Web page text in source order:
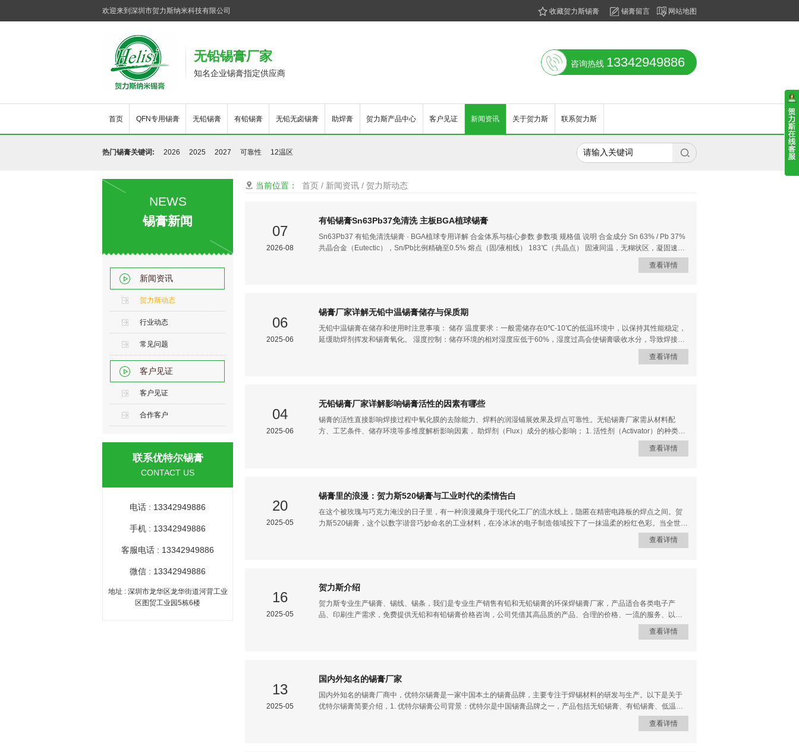
欢迎来到深圳市贺力斯纳米科技有限公司 收藏贺力斯锡膏 锡膏留言 网站地图
无铅锡膏厂家
知名企业锡膏指定供应商
咨询热线 13342949886
首页 QFN专用锡膏 无铅锡膏 有铅锡膏 无铅无卤锡膏 助焊膏 贺力斯产品中心 客户见证 新闻资讯 关于贺力斯 联系贺力斯
热门锡膏关键词: 2026 2025 2027 可靠性 12温区 
NEWS
锡膏新闻
新闻资讯
贺力斯动态
行业动态
常见问题
客户见证
客户见证
合作客户
联系优特尔锡膏
CONTACT US
电话 : 13342949886
手机 : 13342949886
客服电话 : 13342949886
微信 : 13342949886
地址 : 深圳市龙华区龙华街道河背工业
区图贸工业园5栋6楼
 当前位置： 首页 / 新闻资讯 /贺力斯动态
07
2026-08
有铅锡膏Sn63Pb37免清洗 主板BGA植球锡膏
Sn63Pb37 有铅免清洗锡膏 · BGA植球专用详解 合金体系与核心参数 参数项 规格值 说明 合金成分 Sn 63% / Pb 37%
共晶合金（Eutectic），Sn/Pb比例精确至0.5% 熔点（固/液相线） 183℃（共晶点） 固液同温，无糊状区，凝固速度
快，焊点成型一致性好 密度 8.42 g/cm³ 高于无铅SAC305（约7.4 g/cm³），焊点更饱满 抗拉强度 ~30.6 MPa（4442
psi） 机械强度优异，抗热疲劳性能突出 布氏硬度 14 HB 焊点硬度适中，不易脆裂 热膨胀系数 24.7 ppm/℃ 与多数
围（μm） 适用焊盘间距 BG
查看详情
06
2025-06
锡膏厂家详解无铅中温锡膏储存与保质期
无铅中温锡膏在储存和使用时注意事项： 储存 温度要求：一般需储存在0℃-10℃的低温环境中，以保持其性能稳定，
延缓助焊剂挥发和锡膏氧化。 湿度控制：储存环境的相对湿度应低于60%，湿度过高会使锡膏吸收水分，导致焊接时
产生气孔、飞溅等问题。储存期限：不同品牌和型号的无铅中温锡膏储存期限有所不同，通常为6-12个月，应在保质
期内使用。 使用 回温处理：从冰箱取出后，需在室温下放置2-4小时，让其缓慢回温，避免因温度急剧变化产生凝结
回流等阶段的温度和时间，一般回流温度峰值在210℃-230℃左右。 避免污染：使用过程中要保持工作环境和工具的
清洁，防止杂物、油污等混入锡膏，影响焊接质量。同时未使用完的锡膏应密封保存，避免长时间
查看详情
04
2025-06
无铅锡膏厂家详解影响锡膏活性的因素有哪些
锡膏的活性直接影响焊接过程中氧化膜的去除能力、焊料的润湿铺展效果及焊点可靠性。无铅锡膏厂家需从材料配
方、工艺条件、储存环境等多维度解析影响因素， 助焊剂（Flux）成分的核心影响； 1. 活性剂（Activator）的种类与
浓度 有机酸类：小分子酸（如甲酸、乙酸）：活性强但易挥发，适合低温预热阶段（80-120℃）快速破除氧化膜，但
高温下易分解失效，残留腐蚀性较高。大分子有机酸（如己二酸、癸二酸）：分解温度较高（150-200℃），活性持续
强，但因腐蚀风险被RoHS限制，仅用于特殊军工场景（需严格清洗）。 2. 溶剂（Solvent）的挥发特性 高沸点溶剂
（如二元醇醚，沸点＞200℃）：维持助焊剂液
查看详情
20
2025-05
锡膏里的浪漫：​贺力斯520锡膏与工业时代的柔情告白
在这个被玫瑰与巧克力淹没的日子里，有一种浪漫藏身于现代化工厂的流水线上，隐匿在精密电路板的焊点之间。贺
力斯520锡膏，这个以数字谐音巧妙命名的工业材料，在冷冰冰的电子制造领域投下了一抹温柔的粉红色彩。当全世界
的恋人们用鲜花与烛光表达爱意时，科技工作者们正用这种特殊的"工业胶水"粘合着现代文明的神经网络，这何尝不是
我们这个时代特有的浪漫形式？锡膏作为表面贴装技术（SMT）中的关键材料，其作用如同人际关系中的情感纽带。
子偕老"的工业诠释。 "520"这一数字密码早已超越其原始的商品代号，成为连接科技与人文的奇妙节点。在中文网络
文化中，&
查看详情
16
2025-05
​贺力斯介绍
贺力斯专业生产锡膏、锡线、锡条，我们是专业生产销售有铅和无铅锡膏的环保焊锡膏厂家，产品适合各类电子产
品、印刷生产需求，免费提供无铅和有铅锡膏价格咨询，公司凭借其高品质的产品、合理的价格、一流的服务、以及
不断创新研发的新产品和高素质的销售团队，现已成为业界具有一定影响力的绿色科技公司。随着电子、IT、印刷及其
它行业对自身产品的不断创新，相关生产所需辅料的品质要求也日益提高；由本公司研发及代理销售的产品各项性能
查看详情
13
2025-05
国内外知名的锡膏厂家
国内外知名的锡膏厂商中，优特尔锡膏是一家中国本土的锡膏品牌，主要专注于焊锡材料的研发与生产。以下是关于
优特尔锡膏简要介绍，1. 优特尔锡膏公司背景：优特尔是中国锡膏品牌之一，产品包括无铅锡膏、有铅锡膏、低温锡
膏等，应用于SMT贴片、电子焊接等领域。特点：性价比高，适合中端市场需求。产品线覆盖常规焊接需求，如Sn-
Ag-Cu无铅系列。应用领域：消费电子、LED、家电等。定位：国内中端市场，与本土品牌竞争。2. 国际知名锡膏品
查看详情